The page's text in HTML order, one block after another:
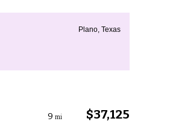
Plano, Texas
$37,125
9 mi